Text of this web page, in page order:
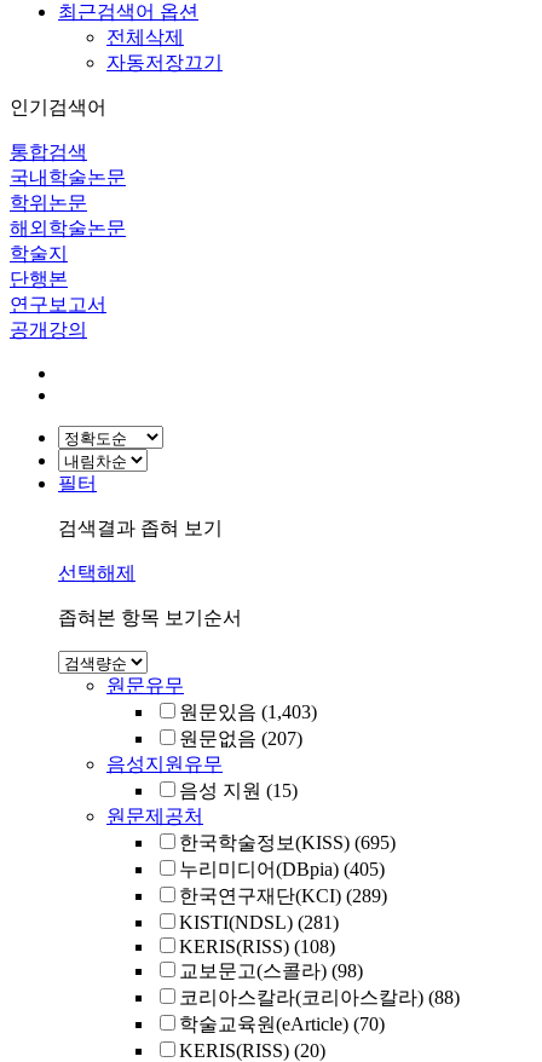
최근검색어 옵션
전체삭제
자동저장끄기
인기검색어
통합검색
국내학술논문
학위논문
해외학술논문
학술지
단행본
연구보고서
공개강의
필터
검색결과 좁혀 보기
선택해제
좁혀본 항목 보기순서
원문유무
원문있음 (1,403)
원문없음 (207)
음성지원유무
음성 지원 (15)
원문제공처
한국학술정보(KISS) (695)
누리미디어(DBpia) (405)
한국연구재단(KCI) (289)
KISTI(NDSL) (281)
KERIS(RISS) (108)
교보문고(스콜라) (98)
코리아스칼라(코리아스칼라) (88)
학술교육원(eArticle) (70)
KERIS(RISS) (20)